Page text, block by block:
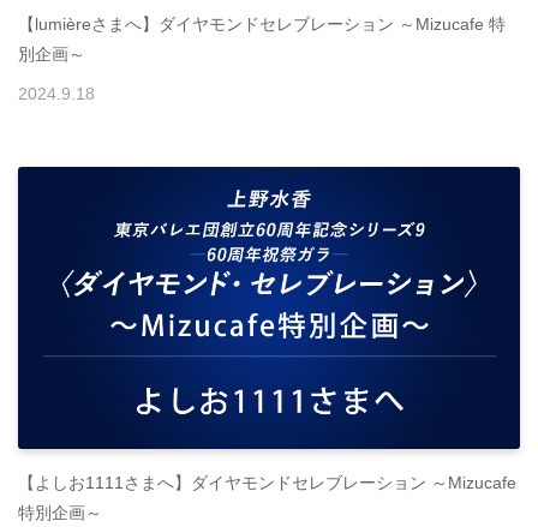
【lumièreさまへ】ダイヤモンドセレブレーション ～Mizucafe 特
別企画～
2024 9 18
【よしお1111さまへ】ダイヤモンドセレブレーション ～Mizucafe
特別企画～